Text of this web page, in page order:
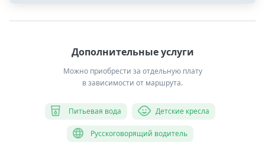
Дополнительные услуги
Можно приобрести за отдельную плату
в зависимости от маршрута.
Питьевая вода Детские кресла
Русскоговорящий водитель